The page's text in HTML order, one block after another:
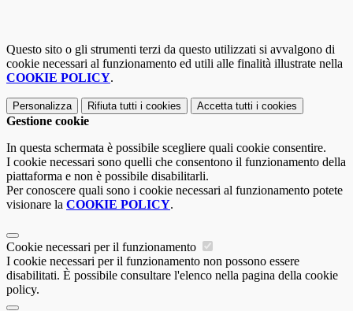
Questo sito o gli strumenti terzi da questo utilizzati si avvalgono di
cookie necessari al funzionamento ed utili alle finalità illustrate nella
COOKIE POLICY.
Personalizza Rifiuta tutti i cookies Accetta tutti i cookies
Gestione cookie
In questa schermata è possibile scegliere quali cookie consentire.
I cookie necessari sono quelli che consentono il funzionamento della
piattaforma e non è possibile disabilitarli.
Per conoscere quali sono i cookie necessari al funzionamento potete
visionare la COOKIE POLICY.
Cookie necessari per il funzionamento
I cookie necessari per il funzionamento non possono essere
disabilitati. È possibile consultare l'elenco nella pagina della cookie
policy.